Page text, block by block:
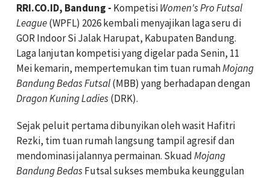
RRI.CO.ID, Bandung - KompetisiWomen's Pro Futsal
League(WPFL) 2026 kembali menyajikan laga seru di
GOR Indoor Si Jalak Harupat, Kabupaten Bandung.
Laga lanjutan kompetisi yang digelar pada Senin, 11
Mei kemarin, mempertemukan tim tuan rumahMojang
Bandung Bedas Futsal(MBB) yang berhadapan dengan
Dragon Kuning Ladies(DRK).
Sejak peluit pertama dibunyikan oleh wasit Hafitri
Rezki, tim tuan rumah langsung tampil agresif dan
mendominasi jalannya permainan. SkuadMojang
Bandung BedasFutsal sukses membuka keunggulan